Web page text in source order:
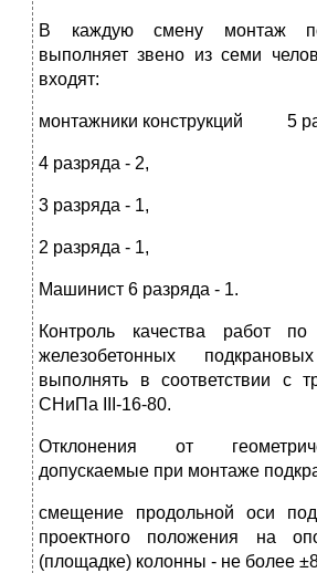
В каждую смену монтаж
выполняет звено из семи
входят:
монтажники конструкций 5
4 разряда - 2,
3 разряда - 1,
2 разряда - 1,
Машинист 6 разряда - 1.
Контроль качества работ
железобетонных
выполнять в соответствии с
СНиПа III-16-80.
Отклонения от
допускаемые при монтаже
смещение продольной оси
проектного положения на
(площадке) колонны - не более